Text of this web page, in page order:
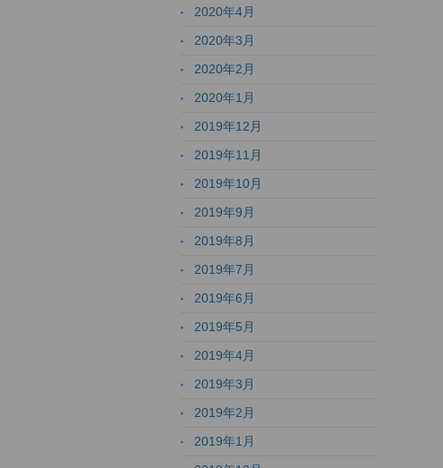
2020年4月
2020年3月
2020年2月
2020年1月
2019年12月
2019年11月
2019年10月
2019年9月
2019年8月
2019年7月
2019年6月
2019年5月
2019年4月
2019年3月
2019年2月
2019年1月